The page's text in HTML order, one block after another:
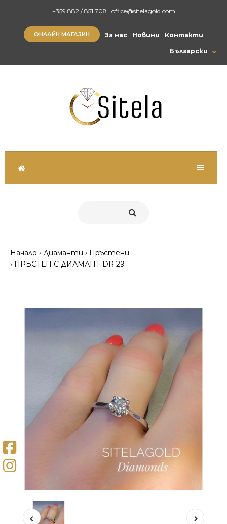
+359 882 / 851 708 | office@sitelagold.com
Български
ОНЛАЙН МАГАЗИН За нас Новини Контакти
Начало Диаманти
Пръстени
ПРЪСТЕН С ДИАМАНТ DR 29